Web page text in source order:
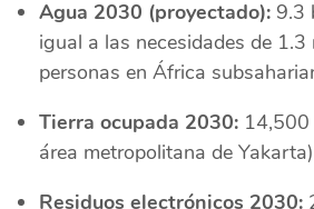
Agua 2030 (proyectado): 9.3
igual a las necesidades de 1.3
personas en África
Tierra ocupada 2030: 14,500
área metropolitana de Yakarta)
Residuos electrónicos 2030: